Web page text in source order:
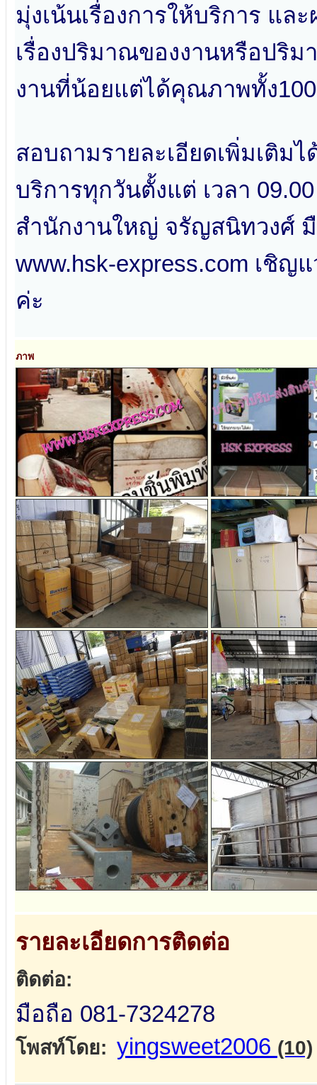
มุ่งเน้นเรื่องการให้บริการ แล
เรื่องปริมาณของงานหรือปริ
งานที่น้อยแต่ได้คุณภาพทั้ง
สอบถามรายละเอียดเพิ่มเติม
บริการทุกวันตั้งแต่ เวลา
สำนักงานใหญ่ จรัญสนิทวงศ์ มื
www.hsk-express.com เชิญ
ค่ะ
ภาพ
รายละเอียดการติดต่อ
ติดต่อ:
มือถือ 081-7324278
โพสท์โดย: yingsweet2006 (10)